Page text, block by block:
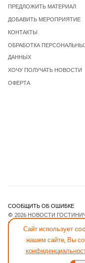
Сайт использует
нашем сайте, Вы
ПРЕДЛОЖИТЬ МАТЕРИАЛ
ДОБАВИТЬ МЕРОПРИЯТИЕ
КОНТАКТЫ
ОБРАБОТКА
ДАННЫХ
ХОЧУ ПОЛУЧАТЬ НОВОСТИ
ОФЕРТА
СООБЩИТЬ ОБ ОШИБКЕ
© 2026 НОВОСТИ
ESTATE
-
ЛИЦЕНЗИИGNU GENERAL